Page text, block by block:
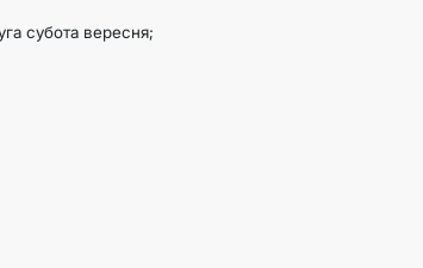
субота вересня;